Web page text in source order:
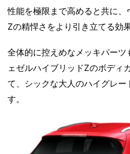
性能を極限まで高めると共に、
Zの精悍さをより引き立てる効
全体的に控えめなメッキパー
ェゼルハイブリッドZのボディ
て、シックな大人のハイグレー
す。